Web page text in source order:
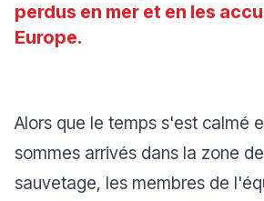
perdus en mer et en les
Europe.
Alors que le temps s'est calmé
sommes arrivés dans la zone
sauvetage, les membres de